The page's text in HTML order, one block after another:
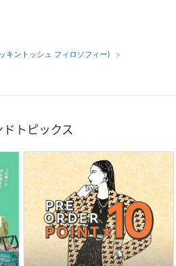
キントッシュ フィロソフィー)
ドトピックス